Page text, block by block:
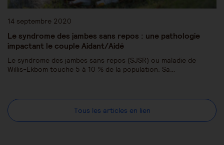
14 septembre 2020
Le syndrome des jambes sans repos : une pathologie
impactant le couple Aidant/Aidé
Le syndrome des jambes sans repos (SJSR) ou maladie de
Willis-Ekbom touche 5 à 10 % de la population. Sa…
Tous les articles en lien